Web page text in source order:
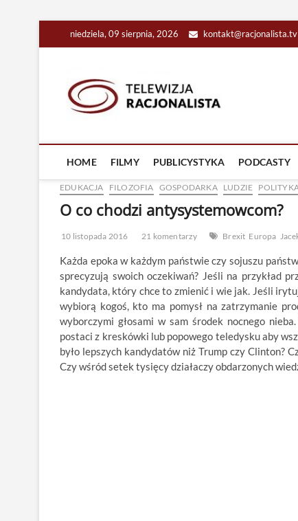
niedziela, 09 sierpnia, 2026 kontakt@racjonalista.tv
HOME FILMY PUBLICYSTYKA PODCASTY
EDUKACJA FILOZOFIA GOSPODARKA LUDZIE
O co chodzi antysystemowcom?
10 listopada 2016 21 komentarzy Brexit Europa
Każda epoka w każdym państwie czy sojuszu
sprecyzują swoich oczekiwań? Jeśli na przykład
kandydata, który chce to zmienić i wie jak. Jeśli
wybiorą kogoś, kto ma pomysł na zatrzymanie
wyborczymi głosami w sam środek nocnego
postaci z kreskówki lub popowego teledysku aby
było lepszych kandydatów niż Trump czy Clinton?
Czy wśród setek tysięcy działaczy obdarzonych